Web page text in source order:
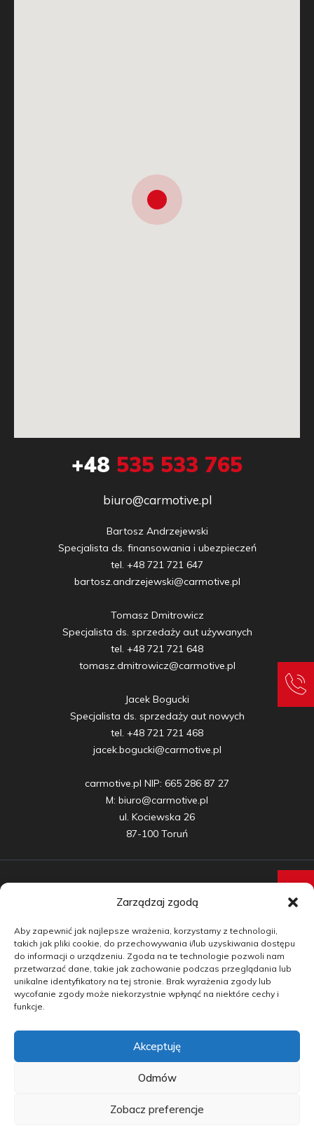
Zarządzaj zgodą
Aby zapewnić jak najlepsze wrażenia, korzystamy z technologii,
takich jak pliki cookie, do przechowywania i/lub uzyskiwania dostępu
do informacji o urządzeniu. Zgoda na te technologie pozwoli nam
przetwarzać dane, takie jak zachowanie podczas przeglądania lub
unikalne identyfikatory na tej stronie. Brak wyrażenia zgody lub
wycofanie zgody może niekorzystnie wpłynąć na niektóre cechy i
funkcje.
Akceptuję
Odmów
Zobacz preferencje
+48 535 533 765
biuro@carmotive.pl
Bartosz Andrzejewski
Specjalista ds. finansowania i ubezpieczeń
tel. +48 721 721 647
bartosz.andrzejewski@carmotive.pl
Tomasz Dmitrowicz
Specjalista ds. sprzedaży aut używanych
tel. +48 721 721 648
tomasz.dmitrowicz@carmotive.pl
Jacek Bogucki
Specjalista ds. sprzedaży aut nowych
tel. +48 721 721 468
jacek.bogucki@carmotive.pl
carmotive.pl NIP: 665 286 87 27
M: biuro@carmotive.pl
ul. Kociewska 26
87-100 Toruń
Samochody nowe
Samochody używane
Auta w leasingu
Doradztwo
copyright by carmotive.pl 2026©